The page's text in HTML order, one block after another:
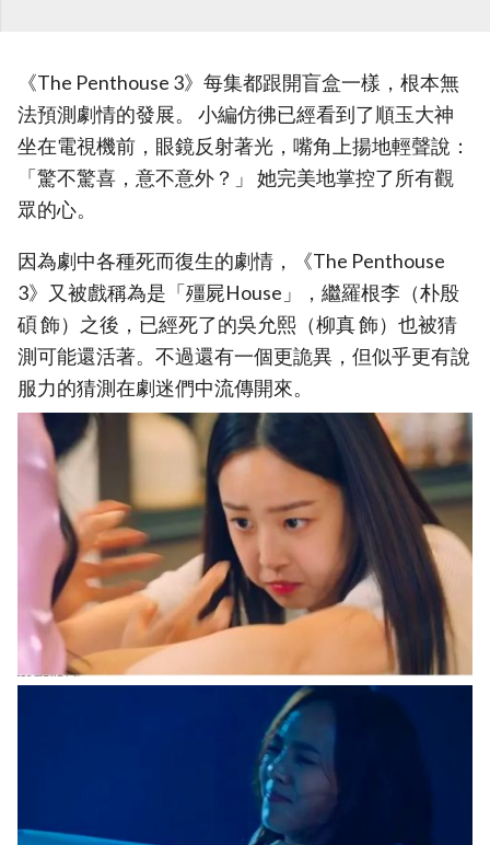
《The Penthouse 3》每集都跟開盲盒一樣，根本無
法預測劇情的發展。 小編仿彿已經看到了順玉大神
坐在電視機前，眼鏡反射著光，嘴角上揚地輕聲說：
「驚不驚喜，意不意外？」 她完美地掌控了所有觀
眾的心。
因為劇中各種死而復生的劇情，《The Penthouse
3》又被戲稱為是「殭屍House」，繼羅根李（朴殷
碩 飾）之後，已經死了的吳允熙（柳真 飾）也被猜
測可能還活著。不過還有一個更詭異，但似乎更有說
服力的猜測在劇迷們中流傳開來。